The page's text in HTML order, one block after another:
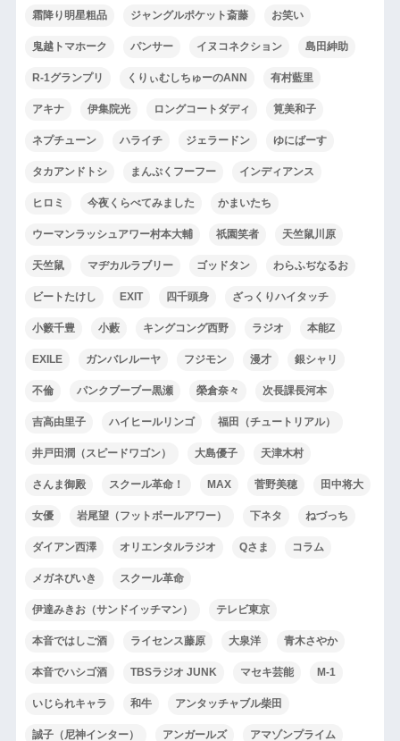
霜降り明星粗品 ジャングルポケット斎藤 お笑い
鬼越トマホーク パンサー イヌコネクション 島田紳助
R-1グランプリ くりぃむしちゅーのANN 有村藍里
アキナ 伊集院光 ロングコートダディ 筧美和子
ネプチューン ハライチ ジェラードン ゆにばーす
タカアンドトシ まんぷくフーフー インディアンス
ヒロミ 今夜くらべてみました かまいたち
ウーマンラッシュアワー村本大輔 祇園笑者 天竺鼠川原
天竺鼠 マヂカルラブリー ゴッドタン わらふぢなるお
ビートたけし EXIT 四千頭身 ざっくりハイタッチ
小籔千豊 小藪 キングコング西野 ラジオ 本能Z
EXILE ガンバレルーヤ フジモン 漫才 銀シャリ
不倫 パンクブーブー黒瀬 榮倉奈々 次長課長河本
吉高由里子 ハイヒールリンゴ 福田（チュートリアル）
井戸田潤（スピードワゴン） 大島優子 天津木村
さんま御殿 スクール革命！ MAX 菅野美穂 田中将大
女優 岩尾望（フットボールアワー） 下ネタ ねづっち
ダイアン西澤 オリエンタルラジオ Qさま コラム
メガネびいき スクール革命
伊達みきお（サンドイッチマン） テレビ東京
本音ではしご酒 ライセンス藤原 大泉洋 青木さやか
本音でハシゴ酒 TBSラジオ JUNK マセキ芸能 M-1
いじられキャラ 和牛 アンタッチャブル柴田
誠子（尼神インター） アンガールズ アマゾンプライム